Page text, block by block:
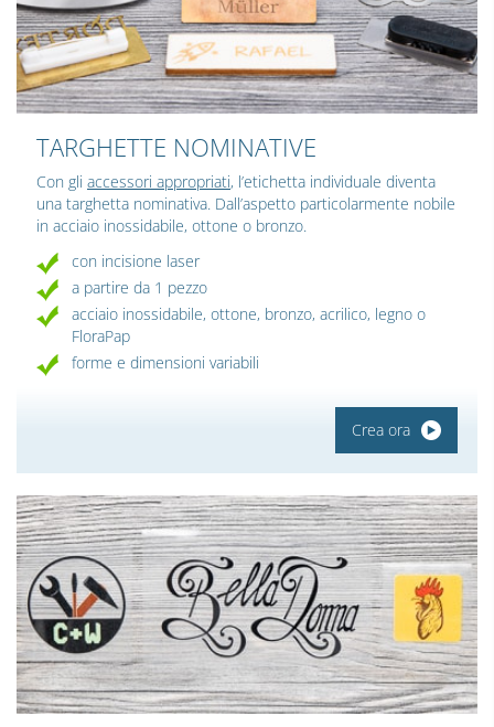
TARGHETTE NOMINATIVE
Con gli accessori appropriati, l’etichetta individuale diventa
una targhetta nominativa. Dall’aspetto particolarmente nobile
in acciaio inossidabile, ottone o bronzo.
con incisione laser
a partire da 1 pezzo
acciaio inossidabile, ottone, bronzo, acrilico, legno o
FloraPap
forme e dimensioni variabili
Crea ora